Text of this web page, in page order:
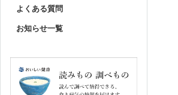
よくある質問
お知らせ一覧